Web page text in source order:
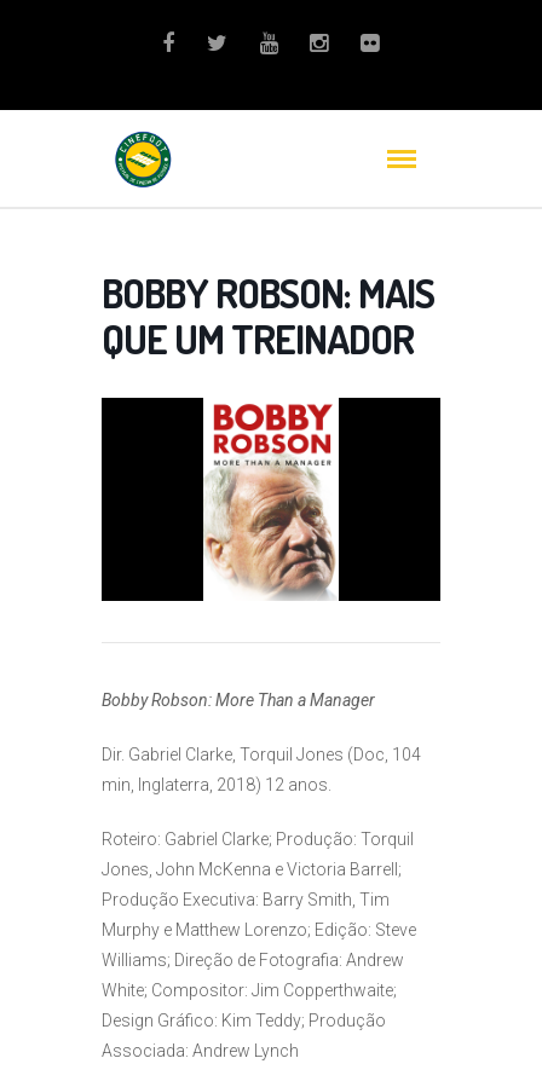
BOBBY ROBSON: MAIS
QUE UM TREINADOR
Bobby Robson: More Than a Manager
Dir. Gabriel Clarke, Torquil Jones (Doc, 104
min, Inglaterra, 2018) 12 anos.
Roteiro: Gabriel Clarke; Produção: Torquil
Jones, John McKenna e Victoria Barrell;
Produção Executiva: Barry Smith, Tim
Murphy e Matthew Lorenzo; Edição: Steve
Williams; Direção de Fotografia: Andrew
White; Compositor: Jim Copperthwaite;
Design Gráfico: Kim Teddy; Produção
Associada: Andrew Lynch